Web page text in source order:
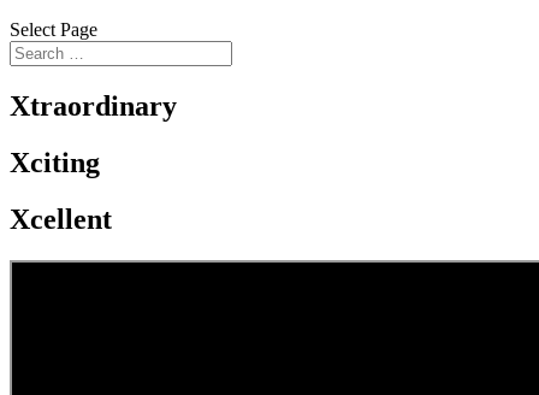
Select Page
Xtraordinary
Xciting
Xcellent